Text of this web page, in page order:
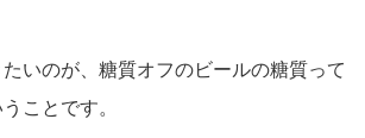
いのが、糖質オフのビールの糖質って
ことです。